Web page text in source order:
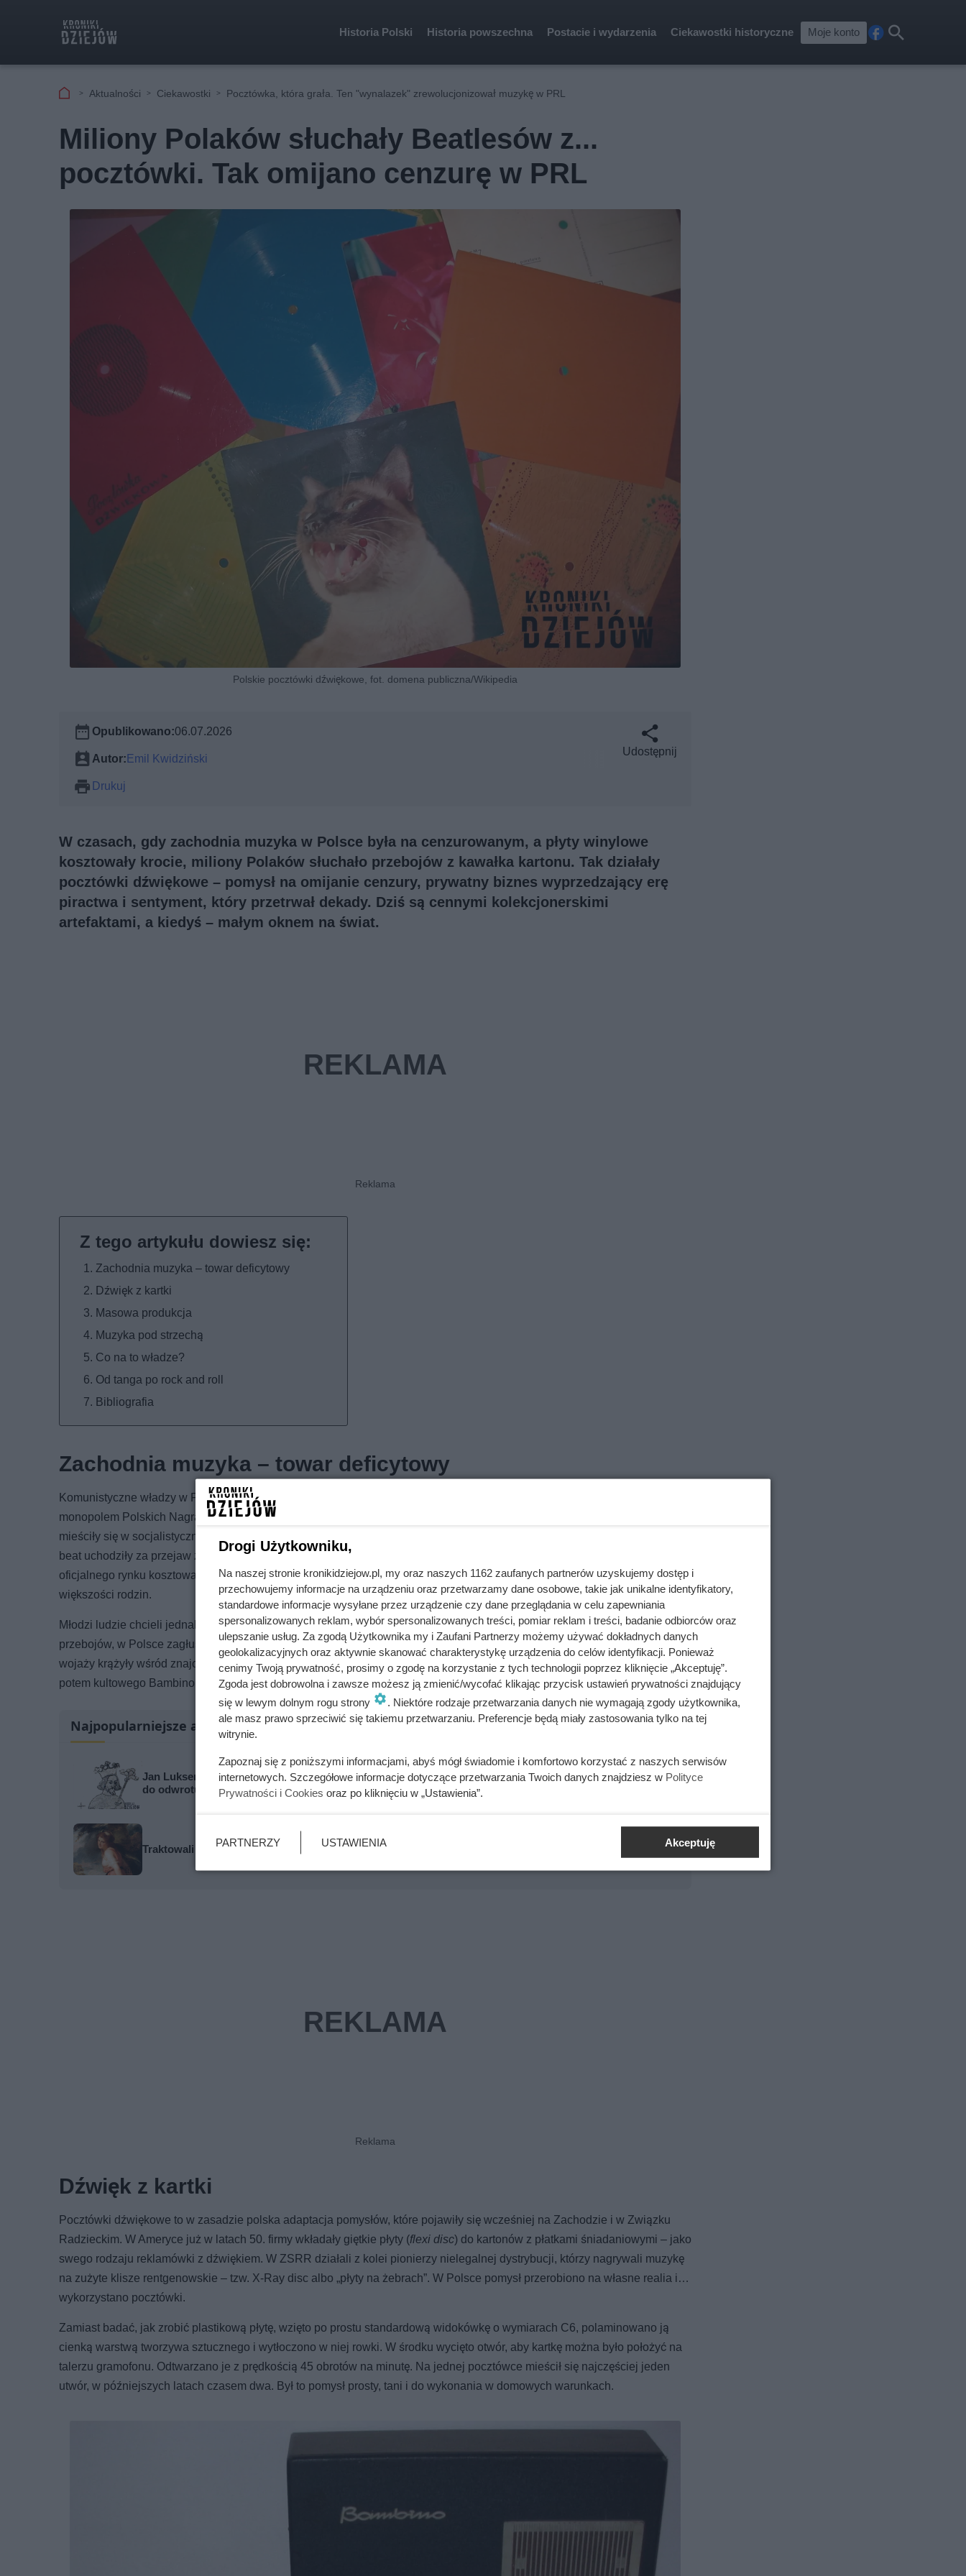
Historia Polski Historia powszechna Postacie i wydarzenia Ciekawostki historyczne Moje konto
cebkaj
Aktualności Ciekawostki Pocztówka, która grała. Ten "wynalazek" zrewolucjonizował muzykę w PRL
Miliony Polaków słuchały Beatlesów z...
pocztówki. Tak omijano cenzurę w PRL
Polskie pocztówki dźwiękowe, fot. domena publiczna/Wikipedia
Opublikowano:06.07.2026
Autor:Emil Kwidziński
Drukuj
Udostępnij
W czasach, gdy zachodnia muzyka w Polsce była na cenzurowanym, a płyty winylowe
kosztowały krocie, miliony Polaków słuchało przebojów z kawałka kartonu. Tak działały
pocztówki dźwiękowe – pomysł na omijanie cenzury, prywatny biznes wyprzedzający erę
piractwa i sentyment, który przetrwał dekady. Dziś są cennymi kolekcjonerskimi
artefaktami, a kiedyś – małym oknem na świat.
Zachodnia muzyka – towar deficytowy
Dźwięk z kartki
Masowa produkcja
Muzyka pod strzechą
Co na to władze?
Od tanga po rock and roll
Bibliografia
Zachodnia muzyka – towar deficytowy
Komunistyczne władzy w Polsce nie przepadały za zagraniczną kulturą. Oficjalne wydawnictwa płytowe, z państwowym
monopolem Polskich Nagrań „Muza” na czele, podlegały ścisłej cenzurze. Na półki trafiały jedynie te nagrania, które
mieściły się w socjalistycznym kanonie estetycznym i ideologicznym. Rock and roll, rhythm and blues czy późniejszy big-
beat uchodziły za przejaw zgniłego Zachodu i odwracanie uwagi młodzieży od budowy socjalizmu. Do tego płyty z
oficjalnego rynku kosztowały kilkaset złotych – przy średniej pensji około dwóch tysięcy była to kwota nieosiągalna dla
większości rodzin.
Młodzi ludzie chcieli jednak słuchać tego, co grano w radiu na Zachodzie. Audycje Radia Luksemburg, które nadawały listy
przebojów, w Polsce zagłuszano. Pojedyncze płyty przywożone przez marynarzy, taksówkarzy lub turystów z zagranicznych
wojaży krążyły wśród znajomych niczym skarb. Dopiero pojawienie się na rynku tanich gramofonów – najpierw Karolinki,
potem kultowego Bambino – stworzyło popyt na coś, czego oficjalnie nie było: łatwo dostępną, niedrogą muzykę zachodnią.
Najpopularniejsze artykuły
Jan Luksemburski podszedł pod mury Krakowa. Jeden błyskawiczny ruch Polaków i Węgrów zmusił go
do odwrotu
Traktowali ją jak zabawkę i przekazywali z rąk do rąk. Niewiarygodne losy słynnej skandalistki
Dźwięk z kartki
Pocztówki dźwiękowe to w zasadzie polska adaptacja pomysłów, które pojawiły się wcześniej na Zachodzie i w Związku
Radzieckim. W Ameryce już w latach 50. firmy wkładały giętkie płyty (flexi disc) do kartonów z płatkami śniadaniowymi – jako
swego rodzaju reklamówki z dźwiękiem. W ZSRR działali z kolei pionierzy nielegalnej dystrybucji, którzy nagrywali muzykę
na zużyte klisze rentgenowskie – tzw. X-Ray disc albo „płyty na żebrach”. W Polsce pomysł przerobiono na własne realia i…
wykorzystano pocztówki.
Zamiast badać, jak zrobić plastikową płytę, wzięto po prostu standardową widokówkę o wymiarach C6, polaminowano ją
cienką warstwą tworzywa sztucznego i wytłoczono w niej rowki. W środku wycięto otwór, aby kartkę można było położyć na
talerzu gramofonu. Odtwarzano je z prędkością 45 obrotów na minutę. Na jednej pocztówce mieścił się najczęściej jeden
utwór, w późniejszych latach czasem dwa. Był to pomysł prosty, tani i do wykonania w domowych warunkach.
Drogi Użytkowniku,
Na naszej stronie kronikidziejow.pl, my oraz naszych 1162 zaufanych partnerów uzyskujemy dostęp i
przechowujemy informacje na urządzeniu oraz przetwarzamy dane osobowe, takie jak unikalne identyfikatory,
standardowe informacje wysyłane przez urządzenie czy dane przeglądania w celu zapewniania
spersonalizowanych reklam, wybór spersonalizowanych treści, pomiar reklam i treści, badanie odbiorców oraz
ulepszanie usług. Za zgodą Użytkownika my i Zaufani Partnerzy możemy używać dokładnych danych
geolokalizacyjnych oraz aktywnie skanować charakterystykę urządzenia do celów identyfikacji. Ponieważ
cenimy Twoją prywatność, prosimy o zgodę na korzystanie z tych technologii poprzez kliknięcie „Akceptuję”.
Zgoda jest dobrowolna i zawsze możesz ją zmienić/wycofać klikając przycisk ustawień prywatności znajdujący
się w lewym dolnym rogu strony
. Niektóre rodzaje przetwarzania danych nie wymagają zgody użytkownika,
ale masz prawo sprzeciwić się takiemu przetwarzaniu. Preferencje będą miały zastosowania tylko na tej
witrynie.
Zapoznaj się z poniższymi informacjami, abyś mógł świadomie i komfortowo korzystać z naszych serwisów
internetowych. Szczegółowe informacje dotyczące przetwarzania Twoich danych znajdziesz w Polityce
Prywatności i Cookies oraz po kliknięciu w „Ustawienia”.
PARTNERZY USTAWIENIA Akceptuję